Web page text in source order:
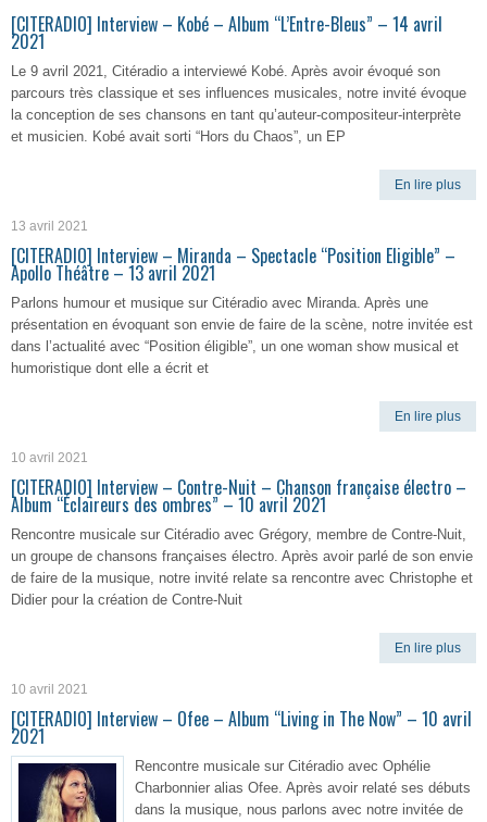
[CITERADIO] Interview – Kobé – Album “L’Entre-Bleus” – 14 avril
2021
Le 9 avril 2021, Citéradio a interviewé Kobé. Après avoir évoqué son
parcours très classique et ses influences musicales, notre invité évoque
la conception de ses chansons en tant qu’auteur-compositeur-interprète
et musicien. Kobé avait sorti “Hors du Chaos”, un EP
En lire plus
13 avril 2021
[CITERADIO] Interview – Miranda – Spectacle “Position Eligible” –
Apollo Théâtre – 13 avril 2021
Parlons humour et musique sur Citéradio avec Miranda. Après une
présentation en évoquant son envie de faire de la scène, notre invitée est
dans l’actualité avec “Position éligible”, un one woman show musical et
humoristique dont elle a écrit et
En lire plus
10 avril 2021
[CITERADIO] Interview – Contre-Nuit – Chanson française électro –
Album “Éclaireurs des ombres” – 10 avril 2021
Rencontre musicale sur Citéradio avec Grégory, membre de Contre-Nuit,
un groupe de chansons françaises électro. Après avoir parlé de son envie
de faire de la musique, notre invité relate sa rencontre avec Christophe et
Didier pour la création de Contre-Nuit
En lire plus
10 avril 2021
[CITERADIO] Interview – Ofee – Album “Living in The Now” – 10 avril
2021
Rencontre musicale sur Citéradio avec Ophélie
Charbonnier alias Ofee. Après avoir relaté ses débuts
dans la musique, nous parlons avec notre invitée de